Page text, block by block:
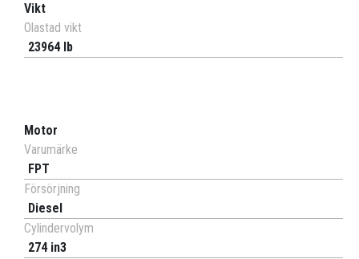
Vikt
Olastad vikt
23964 lb
Motor
Varumärke
FPT
Försörjning
Diesel
Cylindervolym
274 in3